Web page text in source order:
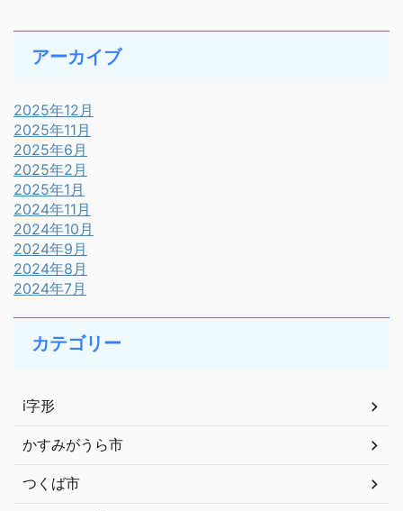
アーカイブ
2025年12月
2025年11月
2025年6月
2025年2月
2025年1月
2024年11月
2024年10月
2024年9月
2024年8月
2024年7月
カテゴリー
i字形
かすみがうら市
つくば市